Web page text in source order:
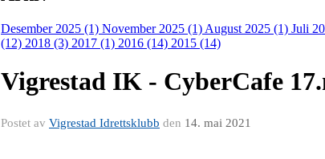
Desember 2025 (1) November 2025 (1) August 2025 (1) Juli
(12) 2018 (3) 2017 (1) 2016 (14) 2015 (14)
Vigrestad IK - CyberCafe
Postet av Vigrestad Idrettsklubb den 14. mai 2021